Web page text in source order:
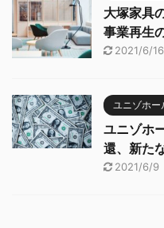
大塚家具
事業再生
2021/6/16
ユニゾホー
ユニゾホ
還、新た
2021/6/9